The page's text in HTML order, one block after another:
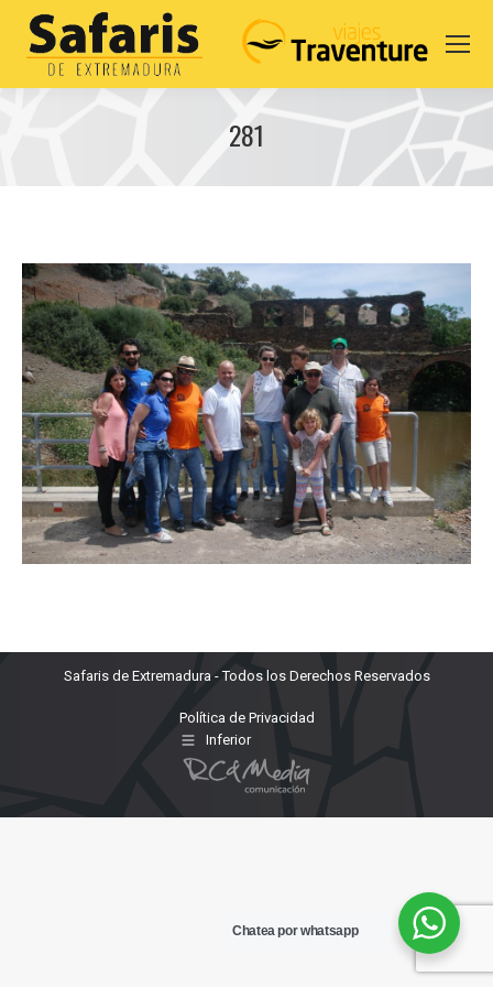
281
You are here:
Safaris de Extremadura - Todos los Derechos Reservados
Política de Privacidad
Inferior
Chatea por whatsapp